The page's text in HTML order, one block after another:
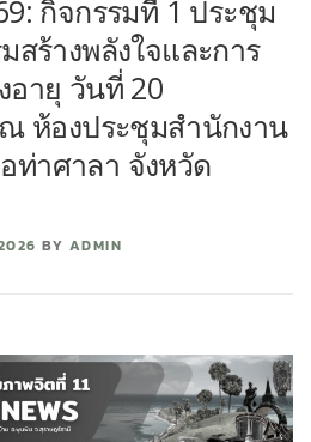
กิจกรรมที่ 1 ประชุม
สร้างพลังใจและการ
อายุ วันที่ 20
ห้องประชุมสำนักงาน
ท่าศาลา จังหวัด
BY ADMIN